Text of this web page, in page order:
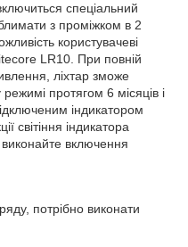
спеціальний
з проміжком в 2
користувачеві
LR10. При повній
ліхтар зможе
протягом 6 місяців і
індикатором
світіння індикатора
включення
потрібно виконати